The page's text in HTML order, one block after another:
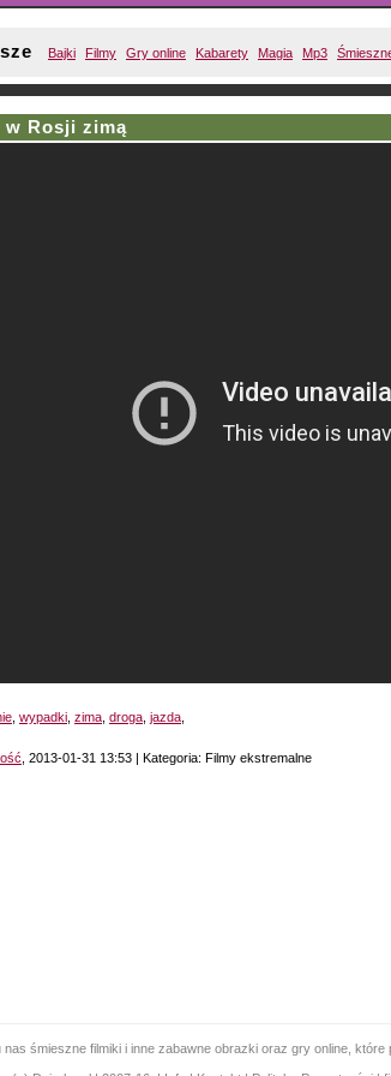
Bajki Filmy Gry online Kabarety Magia Mp3
w Rosji zimą
wypadki zima droga jazda
, 2013-01-31 13:53 | Kategoria: Filmy ekstremalne
śmieszne filmiki i inne zabawne obrazki oraz gry online, które